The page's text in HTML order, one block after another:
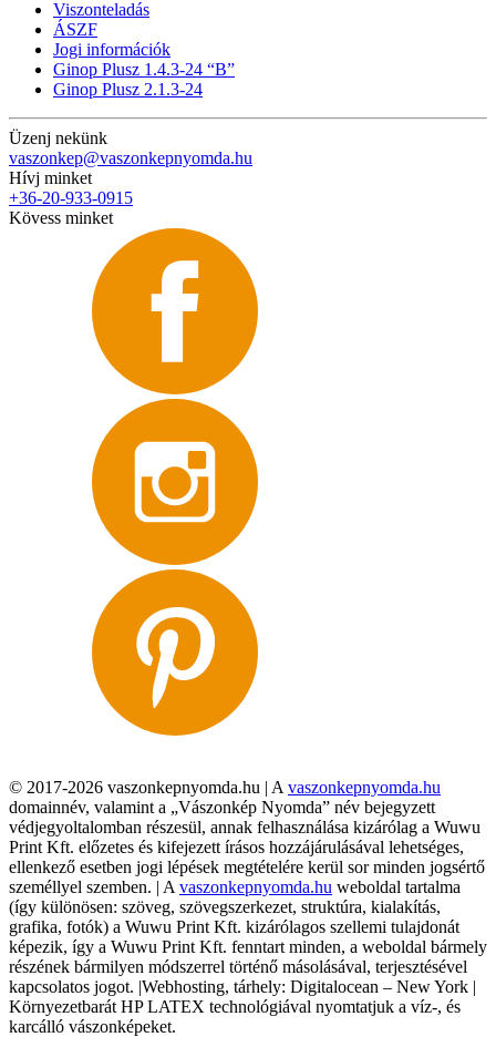
Viszonteladás
ÁSZF
Jogi információk
Ginop Plusz 1.4.3-24 “B”
Ginop Plusz 2.1.3-24
Üzenj nekünk
vaszonkep@vaszonkepnyomda.hu
Hívj minket
+36-20-933-0915
Kövess minket
© 2017-2026 vaszonkepnyomda.hu | A vaszonkepnyomda.hu
domainnév, valamint a „Vászonkép Nyomda” név bejegyzett
védjegyoltalomban részesül, annak felhasználása kizárólag a Wuwu
Print Kft. előzetes és kifejezett írásos hozzájárulásával lehetséges,
ellenkező esetben jogi lépések megtételére kerül sor minden jogsértő
személlyel szemben. | A vaszonkepnyomda.hu weboldal tartalma
(így különösen: szöveg, szövegszerkezet, struktúra, kialakítás,
grafika, fotók) a Wuwu Print Kft. kizárólagos szellemi tulajdonát
képezik, így a Wuwu Print Kft. fenntart minden, a weboldal bármely
részének bármilyen módszerrel történő másolásával, terjesztésével
kapcsolatos jogot. |Webhosting, tárhely: Digitalocean – New York |
Környezetbarát HP LATEX technológiával nyomtatjuk a víz-, és
karcálló vászonképeket.